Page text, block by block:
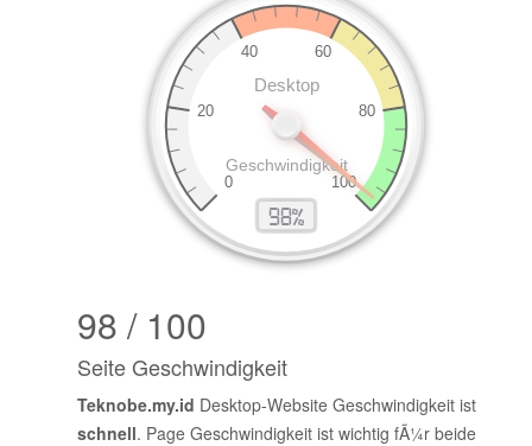
98 / 100
Seite Geschwindigkeit
Teknobe.my.id Desktop-Website Geschwindigkeit ist
schnell. Page Geschwindigkeit ist wichtig fÃ¼r beide